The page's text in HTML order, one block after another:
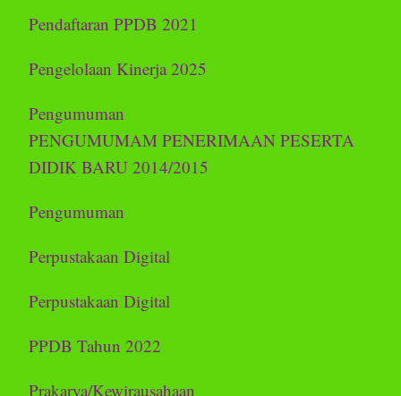
Pendaftaran PPDB 2021
Pengelolaan Kinerja 2025
Pengumuman
PENGUMUMAM PENERIMAAN PESERTA
DIDIK BARU 2014/2015
Pengumuman
Perpustakaan Digital
Perpustakaan Digital
PPDB Tahun 2022
Prakarya/Kewirausahaan